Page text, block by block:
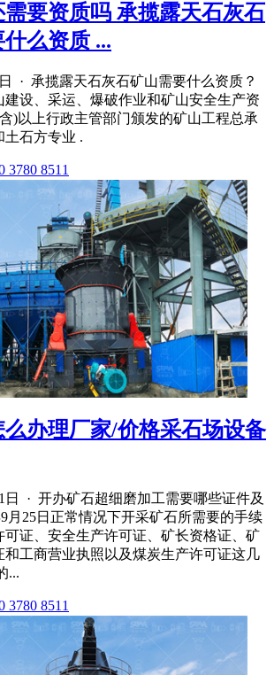
要资质吗 承揽露天石灰石
么资质 ...
· 承揽露天石灰石矿山需要什么资质？
建设、采运、爆破作业和矿山安全生产资
)以上行政主管部门颁发的矿山工程总承
土石方专业 .
3780 8511
办理厂家/价格采石场设备
日 · 开办矿石超细磨加工需要哪些证件及
9月25日正常情况下开采矿石所需要的手续
可证、安全生产许可证、矿长资格证、矿
和工商营业执照以及煤炭生产许可证这几
...
3780 8511